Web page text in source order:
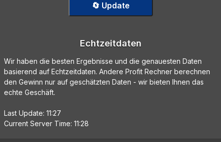
🔄 Update
Echtzeitdaten
Wir haben die besten Ergebnisse und die genauesten Daten
basierend auf Echtzeitdaten. Andere Profit Rechner berechnen
den Gewinn nur auf geschätzten Daten - wir bieten Ihnen das
echte Geschäft.
Last Update: 11:27
Current Server Time: 11:28